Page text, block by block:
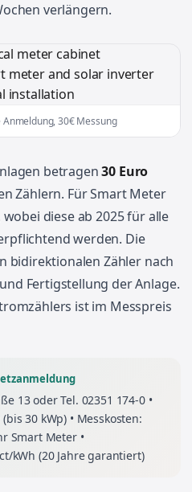
verlängern.
30€ Messung
betragen30 Euro
Zählern. Für Smart Meter
wobei diese ab 2025 für alle
werden. Die
bidirektionalen Zähler nach
Fertigstellung der Anlage.
ist im Messpreis
13 oder Tel. 02351 174-0 •
30 kWp) • Messkosten:
Smart Meter •
kWh (20 Jahre garantiert)